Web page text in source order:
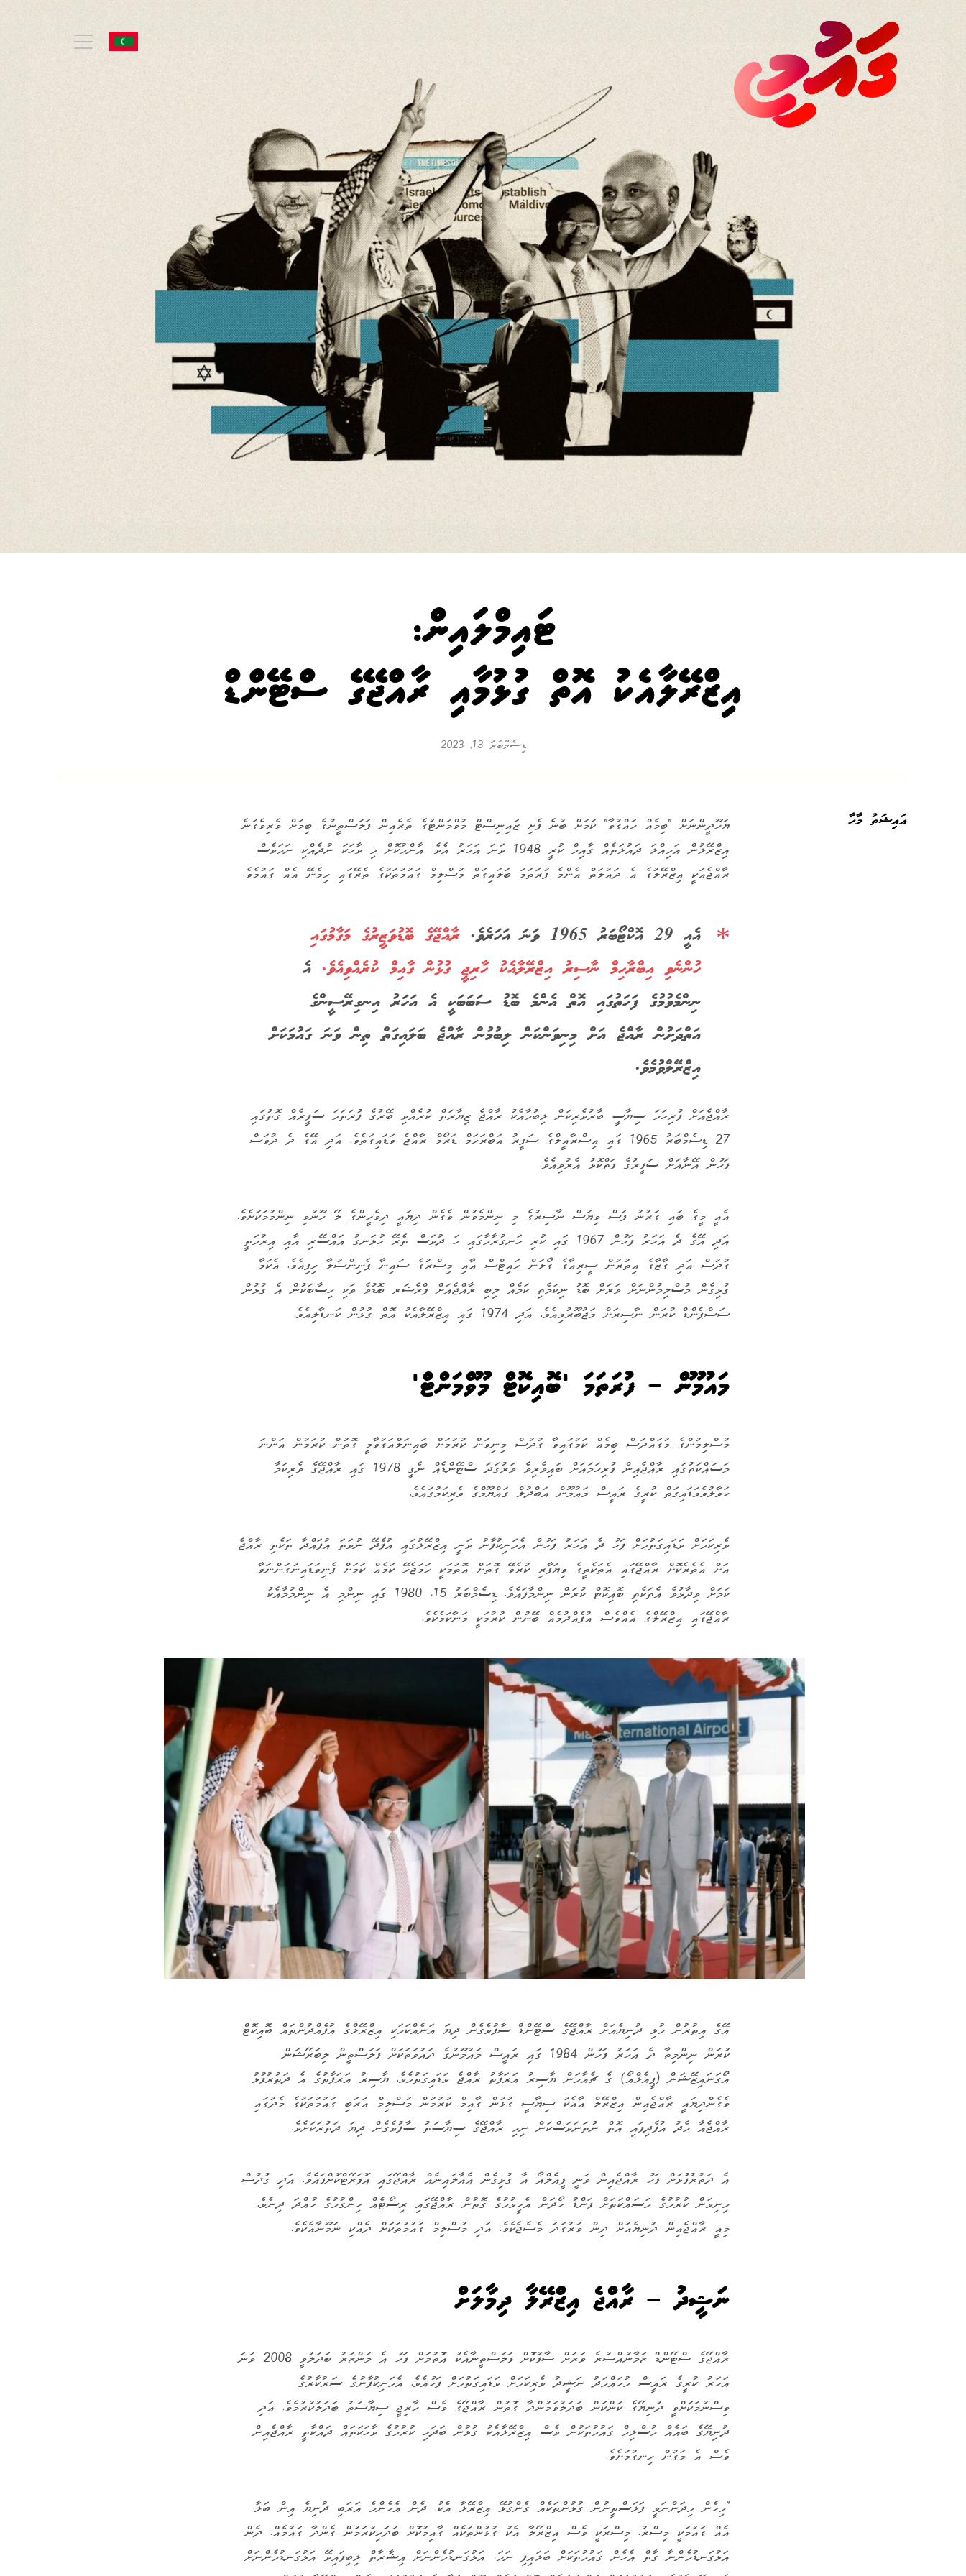
ޓައިމްލައިން:
އިޒްރޭލާއެކު އޮތް ގުޅުމާއި ރާއްޖޭގެ ސްޓޭންޑް
ޑިސެމްބަރު 13, 2023
އައިޝަތު މާހާ
ޔަހޫދީންނަށް "ބިމެއް ހައްގުވާ" ކަމަށް ބުނެ ފެށި ޒައިނިސްޓް މުވްމަންޓުގެ ތެރެއިން ފަލަސްތީނުގެ ބިމަށް ވެރިވެގަނެ
އިޒްރޭލުން އަމިއްލަ ދައުލަތެއް ގާއިމް ކުރީ 1948 ވަނަ އަހަރު އެވެ. އާންމުކޮށް މި ވާހަކަ ނުދެއްކި ނަމަވެސް
ރާއްޖެއަކީ އިޒްރޭލުގެ އެ ދައުލަތް އެންމެ ފުރަތަމަ ބަލައިގަތް މުސްލިމް ގައުމުތަކުގެ ތެރޭގައި ހިމެނޭ އެއް ގައުމެވެ.
އެއީ 29 އޮކްޓޯބަރު 1965 ވަނަ އަހަރެވެ.
ރާއްޖޭގެ ބޮޑުވަޒީރުގެ މަގާމުގައި
ހުންނެވި އިބްރާހިމް ނާސިރު އިޒްރޭލާއެކު ހާރިޖީ ގުޅުން ގާއިމް ކުރެއްވިއެވެ. އެ
ނިންމެވުމުގެ ފަހަތުގައި އޮތް އެންމެ ބޮޑު ސަބަބަކީ އެ އަހަރު އިނގިރޭސީންގެ
އަތްދަށުން ރާއްޖެ އަށް މިނިވަންކަން ލިބުމުން ރާއްޖެ ބަލައިގަތް ތިން ވަނަ ގައުމަކަށް
އިޒްރޭލްވުމެވެ.
ރާއްޖެއަށް ފުރިހަމަ ސިޔާސީ ބާރުވެރިކަން ލިބުމާއެކު ރާއްޖެ ޒިޔާރަތް ކުރެއްވި ބޭރުގެ ފުރަތަމަ ސަފީރެއް ގޮތުގައި
27 ޑިސެމްބަރު 1965 ގައި އިސްރާއީލްގެ ސަފީރު އަބްރަހަމް ޑަރޯމް ރާއްޖެ ވަޑައިގަތެވެ. އަދި އޭގެ ދެ ދުވަސް
ފަހުން އޭނާއަށް ސަފީރުގެ ފަތްކޮޅު އެރުވިއެވެ.
އެއީ މީގެ ބައި ގަރުނު ފަސް ވިޔަސް ނާސިރުގެ މި ނިންމެވުން ވެގެން ދިޔައީ ދިވެހީންގެ ލޭ ހޫނުވި ނިންމުމަކަށެވެ.
އަދި އޭގެ ދެ އަހަރު ފަހުން 1967 ގައި ކުރި ހަނގުރާމާގައި ހަ ދުވަސް ތެރޭ ހުޅަނގު އައްސޭރި އާއި އިރުމަތީ
ގުދުސް އަދި ގާޒާގެ އިތުރުން ސީރިއާގެ ގޯލަން ހައިޓްސް އާއި މިސްރުގެ ސައިނާ ޕެނިންސުލާ ހިފިއެވެ. އެކަމާ
ގުޅިގެން މުސްލިމުންނަށް ވަރަށް ބޮޑު ނިކަމެތި ކަމެއް ލިބި ރާއްޖެއަށް ޕްރެޝަރ ބޮޑުވެ ވަކި ހިސާބަކުން އެ ގުޅުން
ސަސްޕެންޑް ކުރަން ނާސިރަށް މަޖުބޫރުވިއެވެ. އަދި 1974 ގައި އިޒްރޭލާއެކު އޮތް ގުޅުން ކަނޑާލިއެވެ.
މައުމޫން – ފުރަތަމަ 'ބޮއިކޮޓް މޫވްމަންޓް'
މުސްލިމުންގެ މުގައްދަސް ބިމެއް ކަމުގައިވާ ގުދުސް މިނިވަން ކުރުމަށް ބައިނަލްއަގުވާމީ ގޮތުން ކުރަމުން އަންނަ
މަސައްކަތުގައި ރާއްޖެއިން ފުރިހަމައަށް ބައިވެރިވެ ވަރުގަދަ ސްޓޭންޑެއް ނެގީ 1978 ގައި ރާއްޖޭގެ ވެރިކަމާ
ހަވާލުވެވަޑައިގަތް ކުރީގެ ރައީސް މައުމޫން އަބްދުލް ގައްޔޫމްގެ ވެރިކަމުގައެވެ.
ވެރިކަމަށް ވަޑައިގަތުމަށް ފަހު ދެ އަހަރު ފަހުން އެމަނިކުފާނު ވަނީ އިޒްރޭލުގައި އުފެދޭ ނުވަތަ އުފައްދާ ތަކެތި ރާއްޖެ
އަށް އެތެރެކޮށް ރާއްޖޭގައި އެތަކެތީގެ ވިޔަފާރި ކުރެވޭ ގޮތަށް އޮތުމަކީ ހަމަޖެހޭ ކަމެއް ކަމަށް ފެނިވަޑައިނުގަންނަވާ
ކަމަށް ވިދާޅުވެ އެތަކެތި ބޮއިކޮޓް ކުރަން ނިންމާފައެވެ. ޑިސެމްބަރު 15، 1980 ގައި ނިންމި އެ ނިންމުމާއެކު
ރާއްޖޭގައި އިޒްރޭލްގެ އެއްވެސް އުފެއްދުމެއް ބޭނުން ކުރުމަކީ މަނާކަމެކެވެ.
އޭގެ އިތުރުން މުޅި ދުނިޔެއަށް ރާއްޖޭގެ ސްޓޭންޑް ސާފުވެގެން ދިޔަ އަނެއްކަމަކި އިޒްރޭލްގެ އުފެއްދުންތައް ބޮއިކޮޓް
ކުރަން ނިންމިތާ ދެ އަހަރު ފަހުން 1984 ގައި ރައީސް މައުމޫނުގެ ދައުވަތަކަށް ފަލަސްތީން ލިބަރޭޝަން
އޯގަނައިޒޭޝަން (ޕީއެލްއޯ) ގެ ޗެއާމަން ޔާސިރު އަރަފާތު ރާއްޖެ ވަޑައިގަތުމެވެ. ޔާސިރު އަރަފާތުގެ އެ ދަތުރުފުޅު
ވެގެންދިޔައީ ރާއްޖެއިން އިޒްރޭލް އާއެކު ސިޔާސީ ގުޅުން ގާއިމް ކުރުމުން މުސްލިމް އަރަބި ގައުމުތަކުގެ މެދުގައި
ރާއްޖެއާ މެދު އުފެދިފައި އޮތް ނުތަނަވަސްކަން ނިމި ރާއްޖޭގެ ސިޔާސަތު ސާފުވެގެން ދިޔަ ދަތުރަކަށެވެ.
އެ ދަތުރުފުޅަށް ފަހު ރާއްޖެއިން ވަނީ ޕީއެލްއޯ އާ ގުޅިގެން އެއާލައިނެއް ރާއްޖޭގައި އޮޕަރޭޓްކޮށްފައެވެ. އަދި ގުދުސް
މިނިވަން ކުރުމުގެ މަސައްކަތަށް ފަންޑު ހޯދަން އެހީވުމުގެ ގޮތުން ރާއްޖޭގައި ރިސޯޓެއް ހިންގުމުގެ ހުއްދަ ދިނެވެ.
މިއީ ރާއްޖެއިން ދުނިޔެއަށް ދިން ވަރުގަދަ މެސެޖެކެވެ. އަދި މުސްލިމް ގައުމުތަކަށް ދެއްކި ނަމޫނާއެކެވެ.
ނަޝީދު – ރާއްޖެ އިޒްރޭލާ ދިމާލަށް
ރާއްޖޭގެ ސްޓޭންޑް ޒަމާނުއްސުރެ ވަރަށް ސާފުކޮށް ފަލަސްތީނާއެކު އޮތުމަށް ފަހު އެ މަންޒަރު ބަދަލުވީ 2008 ވަނަ
އަހަރު ކުރީގެ ރައީސް މުހައްމަދު ނަޝީދު ވެރިކަމަށް ވަޑައިގަތުމަށް ފަހުއެވެ. އެމަނިކުފާނުގެ ސަރުކާރުގެ
ވިސްނުމަކަށްވީ ދުނިޔޭގެ ކަންކަން ބަދަލުވަމުންދާ ގޮތުން ރާއްޖޭގެ ވެސް ހާރިޖީ ސިޔާސަތު ބަދަލުކުރުމެވެ. އަދި
ދުނިޔޭގެ ބައެއް މުސްލިމް ގައުމުތަކުން ވެސް އިޒްރޭލާއެކު ގުޅުން ބަދަހި ކުރުމުގެ ވާހަކަތައް ދައްކާތީ ރާއްޖެއިން
ވެސް އެ މަގުން ހިނގުމަށެވެ.
"މިހެން މިދަންނަވީ ފަލަސްތީނުން ގުޅުންތަކެއް ގެންގުޅޭ އިޒްރޭލާ އެކު. ދެން އެހެންމެ އަރަބި ދުނިޔެ އިން ބަލާ
އެއް ގައުމަކީ މިސްރު. މިސްރަކީ ވެސް އިޒްރޭލާ އެކު ގުޅުންތަކެއް ގާއިމުކޮށް ބަދަހިކުރަމުން ގެންދާ ގައުމެއް. ދެން
އަޅުގަނޑުމެންނާ ގާތް އެހެން ގައުމުތަކަށް ބަލައިފި ނަމަ، އަޅުގަނޑުމެންނަށް އިޝާރާތް ލިބިފައިވޭ އަޅުގަނޑުމެންނަށް